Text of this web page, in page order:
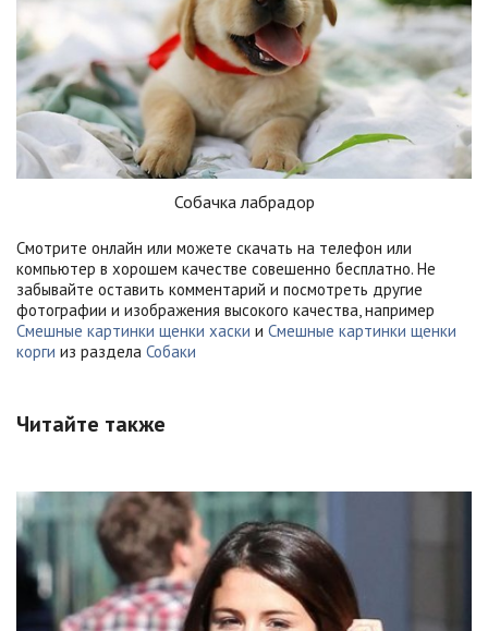
Собачка лабрадор
Смотрите онлайн или можете скачать на телефон или
компьютер в хорошем качестве совешенно бесплатно. Не
забывайте оставить комментарий и посмотреть другие
фотографии и изображения высокого качества, например
Смешные картинки щенки хаски и Смешные картинки щенки
корги из раздела Собаки
Читайте также